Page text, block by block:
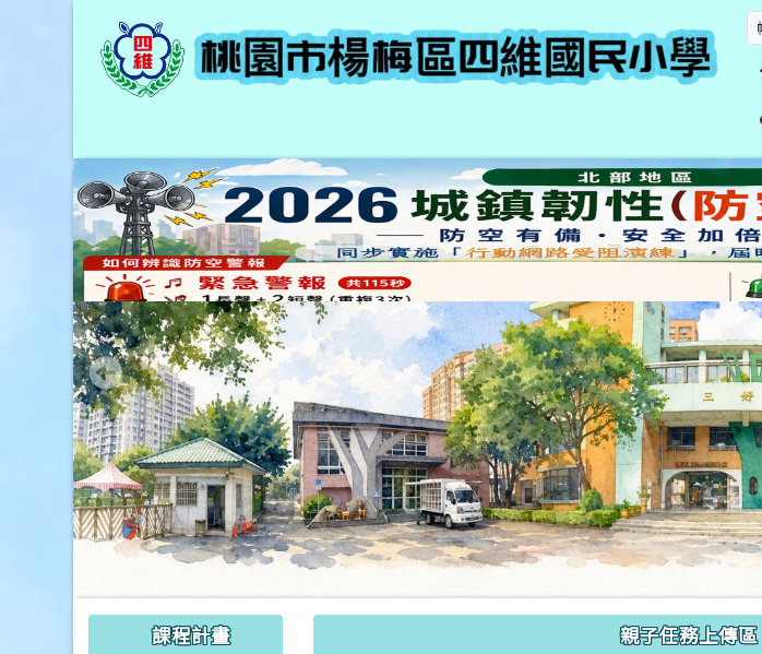
親子任務上傳區
課程計畫